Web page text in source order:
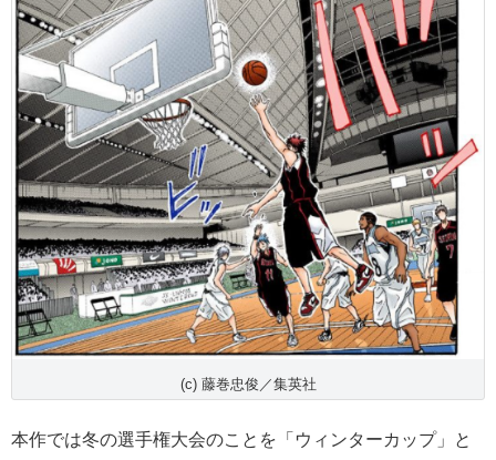
(c) 藤巻忠俊／集英社
本作では冬の選手権大会のことを「ウィンターカップ」と